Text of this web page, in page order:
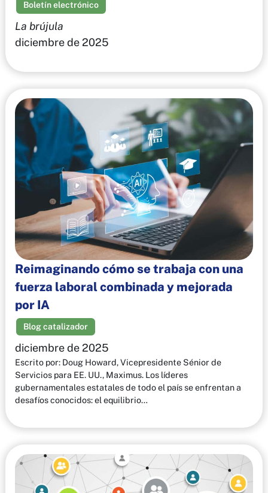
Boletín electrónico
La brújula
diciembre de 2025
Reimaginando cómo se trabaja con una
fuerza laboral combinada y mejorada
por IA
Blog catalizador
diciembre de 2025
Escrito por: Doug Howard, Vicepresidente Sénior de
Servicios para EE. UU., Maximus. Los líderes
gubernamentales estatales de todo el país se enfrentan a
desafíos conocidos: el equilibrio…